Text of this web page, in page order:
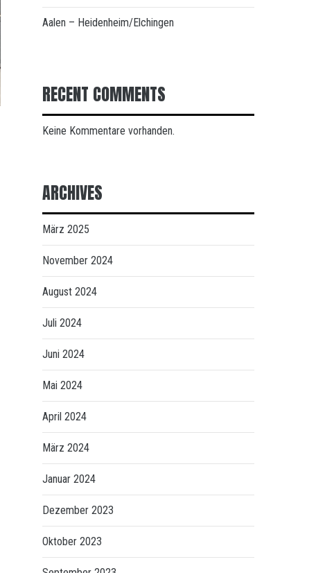
Aalen – Heidenheim/Elchingen
RECENT COMMENTS
Keine Kommentare vorhanden.
ARCHIVES
März 2025
November 2024
August 2024
Juli 2024
Juni 2024
Mai 2024
April 2024
März 2024
Januar 2024
Dezember 2023
Oktober 2023